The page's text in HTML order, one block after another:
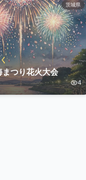
茨城県
つり花火大会
4